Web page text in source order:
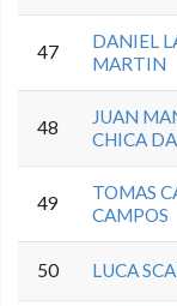
47
DANIEL
MARTIN
48
JUAN
CHICA
49
TOMAS
CAMPOS
50 LUCA